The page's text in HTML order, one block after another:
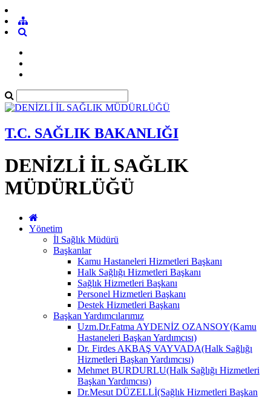
T.C. SAĞLIK BAKANLIĞI
DENİZLİ İL SAĞLIK
MÜDÜRLÜĞÜ
Yönetim
İl Sağlık Müdürü
Başkanlar
Kamu Hastaneleri Hizmetleri Başkanı
Halk Sağlığı Hizmetleri Başkanı
Sağlık Hizmetleri Başkanı
Personel Hizmetleri Başkanı
Destek Hizmetleri Başkanı
Başkan Yardımcılarımız
Uzm.Dr.Fatma AYDENİZ OZANSOY(Kamu
Hastaneleri Başkan Yardımcısı)
Dr. Firdes AKBAŞ VAYVADA(Halk Sağlığı
Hizmetleri Başkan Yardımcısı)
Mehmet BURDURLU(Halk Sağlığı Hizmetleri
Başkan Yardımcısı)
Dr.Mesut DÜZELLİ(Sağlık Hizmetleri Başkan